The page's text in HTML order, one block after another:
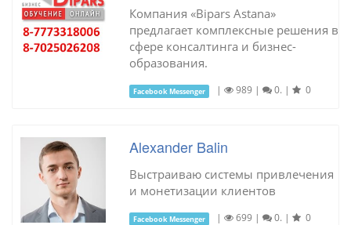
Компания «Bipars Astana»
предлагает комплексные решения в
сфере консалтинга и бизнес-
образования.
Facebook Messenger | 989 | 0. | 0
Alexander Balin
Выстраиваю системы привлечения
и монетизации клиентов
Facebook Messenger | 699 | 0. | 0